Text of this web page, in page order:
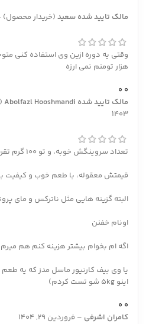
مالک تایید شده سعید (خریدار محصول)
وقتی یه دوره ازین وی استفاده کنی
هزار تومنم نمی ارزه
0
0
مالک تایید شده Abolfazl Hooshmandi
1403
تعداد سروینگش خوبه، و تو ۱۰۰ گرم تقریبا ۷۳ گرم پروتئین داره
قیمتش معقوله، با طعم خوب و کیفیت
البته گزینه هایی مثل ناترکس و مای
اونام خفنن
اگه ام بخوام بیشتر هزینه کنم هم میرم
یا وی بیف کارنیور ماسل مدز که یه طعم
اینو 5kg شو تست کردم)
0
0
کامران اشرفی – فروردین 29, 1404